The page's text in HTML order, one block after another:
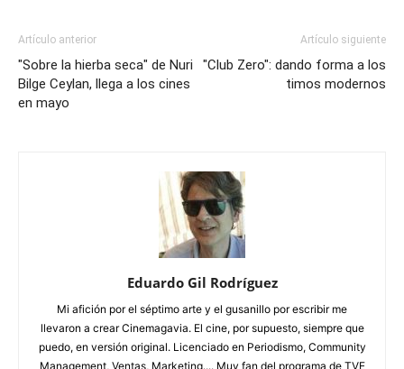
Artículo anterior
"Sobre la hierba seca" de Nuri
Bilge Ceylan, llega a los cines
en mayo
Artículo siguiente
"Club Zero": dando forma a los
timos modernos
Eduardo Gil Rodríguez
Mi afición por el séptimo arte y el gusanillo por escribir me
llevaron a crear Cinemagavia. El cine, por supuesto, siempre que
puedo, en versión original. Licenciado en Periodismo, Community
Management, Ventas, Marketing.... Muy fan del programa de TVE